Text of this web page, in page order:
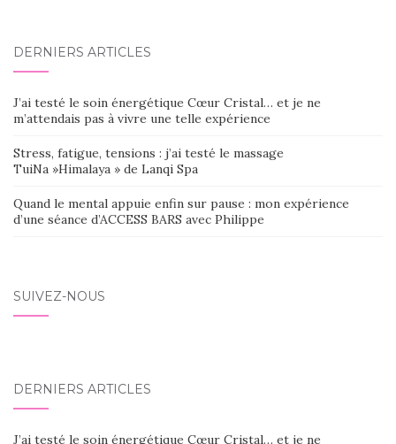
DERNIERS ARTICLES
J’ai testé le soin énergétique Cœur Cristal… et je ne
m’attendais pas à vivre une telle expérience
Stress, fatigue, tensions : j’ai testé le massage
TuiNa »Himalaya » de Lanqi Spa
Quand le mental appuie enfin sur pause : mon expérience
d’une séance d’ACCESS BARS avec Philippe
SUIVEZ-NOUS
DERNIERS ARTICLES
J’ai testé le soin énergétique Cœur Cristal… et je ne